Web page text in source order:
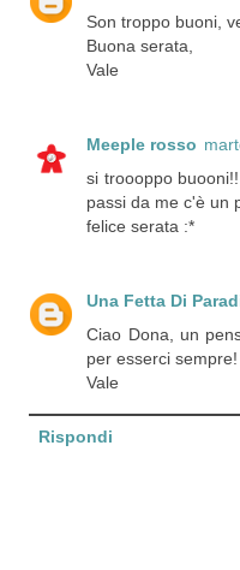
Son troppo buoni,
Buona serata,
Vale
Meeple rosso
si troooppo
passi da me c'è un
felice serata :*
Una Fetta Di
Ciao Dona, un
per esserci sempre!
Vale
Rispondi